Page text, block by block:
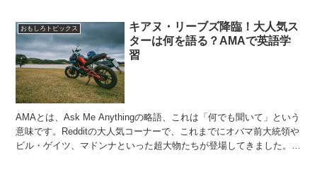
おもしろトピックス
キアヌ・リーブズ降臨！大人気ス
ターは何を語る？AMAで英語学
習
AMAとは、Ask Me Anythingの略語、これは「何でも聞いて」という
意味です。Redditの大人気コーナーで、これまでにオバマ前大統領や
ビル・ゲイツ、マドンナといった超大物たちが登場してきました。今